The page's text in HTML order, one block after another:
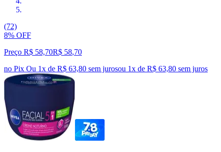
(72)
8% OFF
Preço R$ 58,70R$ 58,70
no Pix Ou 1x de R$ 63,80 sem jurosou 1x de R$ 63,80 sem juros